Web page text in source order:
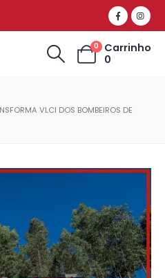
0
Carrinho
0
VLCI DOS BOMBEIROS DE